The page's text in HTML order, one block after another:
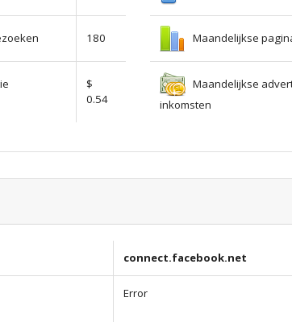
180
$
0.54
Maandelijkse
Maandelijkse
inkomsten
connect.facebook.net
Error